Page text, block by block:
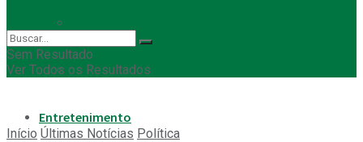
Eleição Municipal
Entretenimento
Sem Resultado
Ver Todos os Resultados
Início Últimas Notícias Política